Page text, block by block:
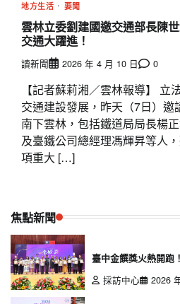
地方生活 要聞
雲林立委劉建國邀交通部長陳
交通大躍進！
讀新聞 2026 年 4 月 10 日 0
【記者蘇莉湘／雲林報導】 立
交通建設發展，昨天（7日）邀
南下雲林，包括鐵道局局長楊
及臺鐵公司總經理馮輝昇等人
項重大 […]
焦點新聞
臺中金饌獎火熱開跑
採訪中心
2026